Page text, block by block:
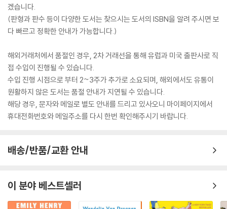
겠습니다.
(판형과 판수 등이 다양한 도서는 찾으시는 도서의 ISBN을 알려 주시면 보
다 빠르고 정확한 안내가 가능합니다.)
해외거래처에서 품절인 경우, 2차 거래선을 통해 유럽과 미국 출판사로 직
접 수입이 진행될 수 있습니다.
수입 진행 시점으로 부터 2~3주가 추가로 소요되며, 해외에서도 유통이
원활하지 않은 도서는 품절 안내가 지연될 수 있습니다.
해당 경우, 문자와 메일로 별도 안내를 드리고 있사오니 마이페이지에서
휴대전화번호와 메일주소를 다시 한번 확인해주시기 바랍니다.
배송/반품/교환 안내
이 분야 베스트셀러